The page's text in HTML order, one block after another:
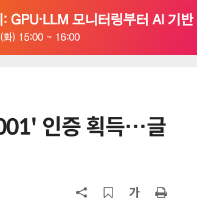
인증 획득…글
6
전남광주시, '반도체 클러스터 지정'
빛 신호 한 번에 읽는 '광반도체 BCI